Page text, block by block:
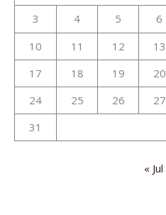
3
4 5 6
10
11 12 13
17
18 19 20
24
25 26 27
31
« Jul